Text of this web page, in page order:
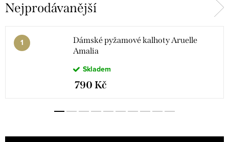
Nejprodávanější
Dámské pyžamové kalhoty Aruelle
Amalia
Skladem
790 Kč